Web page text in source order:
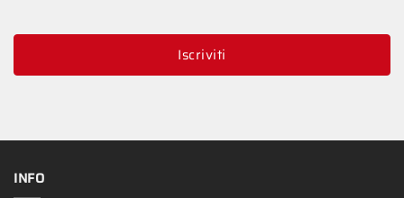
Iscriviti
INFO